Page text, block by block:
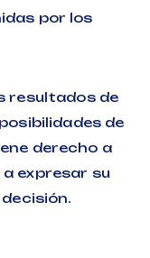
por los
resultados de
de
derecho a
expresar su